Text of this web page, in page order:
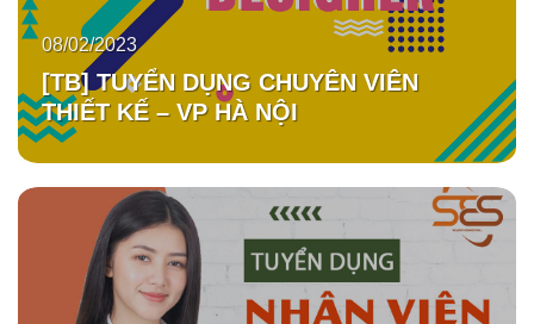
[TB] TUYỂN DỤNG CHUYÊN VIÊN
THIẾT KẾ – VP HÀ NỘI
08/02/2023